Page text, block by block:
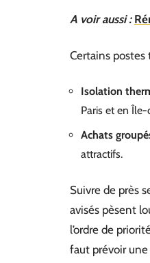
A voir aussi :
Certains postes
Isolation
Paris et en
Achats
attractifs.
Suivre de près
avisés pèsent
l’ordre de
faut prévoir